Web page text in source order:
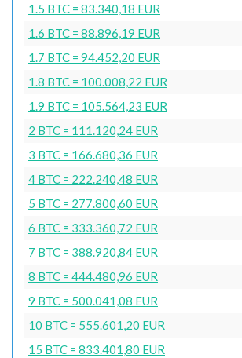
1.5 BTC = 83.340,18 EUR
1.6 BTC = 88.896,19 EUR
1.7 BTC = 94.452,20 EUR
1.8 BTC = 100.008,22 EUR
1.9 BTC = 105.564,23 EUR
2 BTC = 111.120,24 EUR
3 BTC = 166.680,36 EUR
4 BTC = 222.240,48 EUR
5 BTC = 277.800,60 EUR
6 BTC = 333.360,72 EUR
7 BTC = 388.920,84 EUR
8 BTC = 444.480,96 EUR
9 BTC = 500.041,08 EUR
10 BTC = 555.601,20 EUR
15 BTC = 833.401,80 EUR